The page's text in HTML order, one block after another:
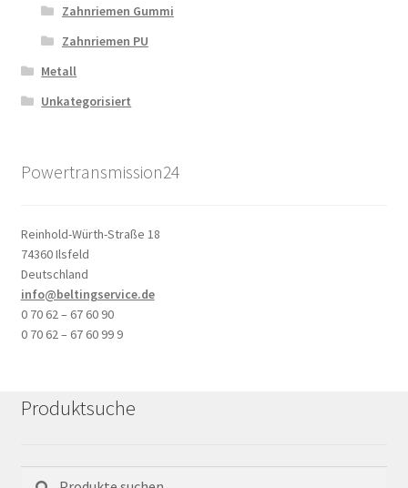
Zahnriemen Gummi
Zahnriemen PU
Metall
Unkategorisiert
Powertransmission24
Reinhold-Würth-Straße 18
74360 Ilsfeld
Deutschland
info@beltingservice.de
0 70 62 – 67 60 90
0 70 62 – 67 60 99 9
Produktsuche